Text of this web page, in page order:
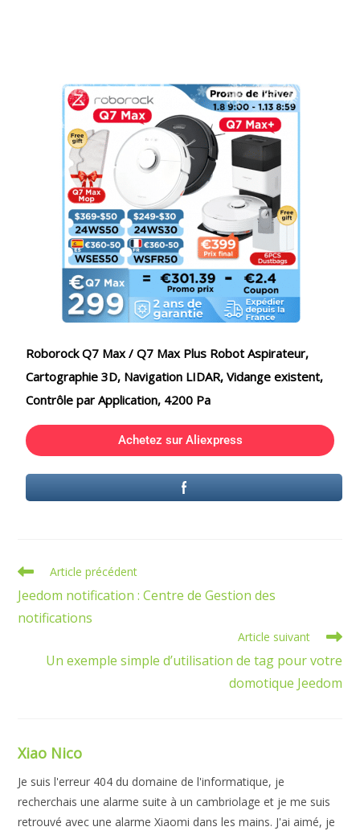
Roborock Q7 Max / Q7 Max Plus Robot Aspirateur,
Cartographie 3D, Navigation LIDAR, Vidange existent,
Contrôle par Application, 4200 Pa
Achetez sur Aliexpress
Article précédent
Jeedom notification : Centre de Gestion des
notifications
Article suivant
Un exemple simple d’utilisation de tag pour votre
domotique Jeedom
Xiao Nico
Je suis l'erreur 404 du domaine de l'informatique, je
recherchais une alarme suite à un cambriolage et je me suis
retrouvé avec une alarme Xiaomi dans les mains. J'ai aimé, je